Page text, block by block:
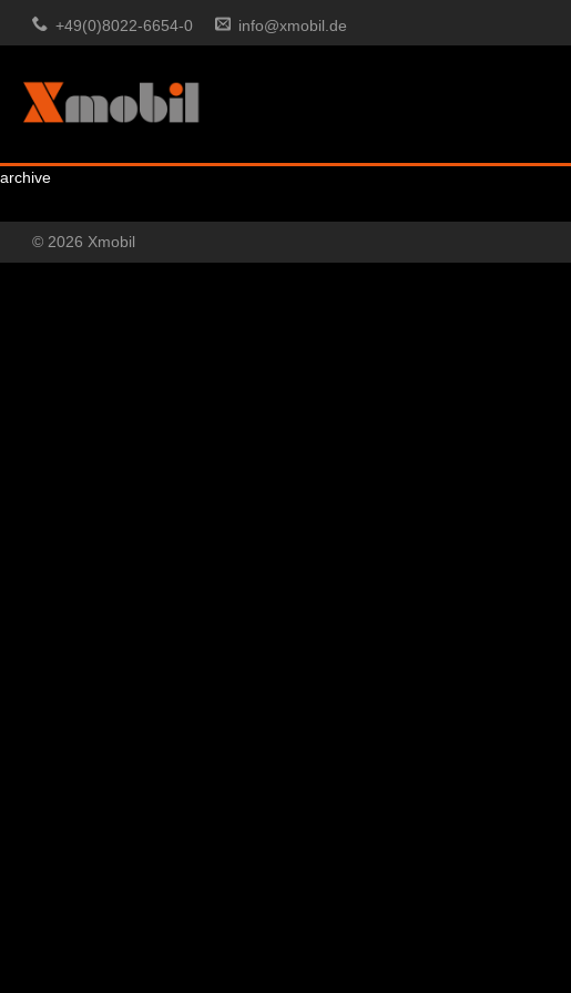
+49(0)8022-6654-0 info@xmobil.de
archive
© 2026 Xmobil